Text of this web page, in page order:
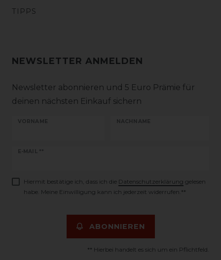
TIPPS
NEWSLETTER ANMELDEN
Newsletter abonnieren und 5 Euro Prämie für
deinen nächsten Einkauf sichern
VORNAME NACHNAME
E-MAIL **
Newsletter
Hiermit bestätige ich, dass ich die Daten­schutz­erklärung gelesen
habe. Meine Einwilligung kann ich jederzeit widerrufen.**
ABONNIEREN
** Hierbei handelt es sich um ein Pflichtfeld.